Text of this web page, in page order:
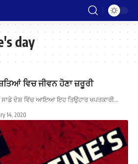
day
ਵਿਚ ਜੀਵਨ ਹੋਣਾ ਜ਼ਰੂਰੀ
ਸਾਡੇ ਦੇਸ਼ ਵਿੱਚ ਆਇਆ ਇਹ ਤਿਉਹਾਰ ਖਪਤਕਾਰੀ…
14, 2020